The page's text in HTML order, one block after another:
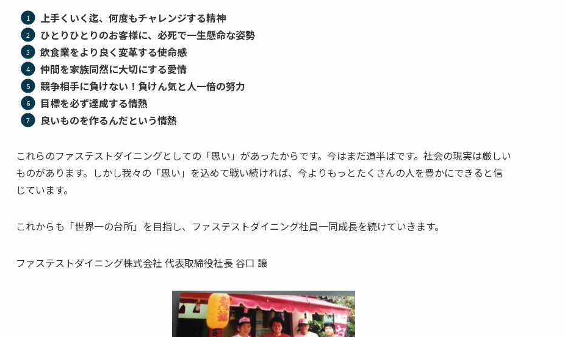
上手くいく迄、何度もチャレンジする精神
ひとりひとりのお客様に、必死で一生懸命な姿勢
飲食業をより良く変革する使命感
仲間を家族同然に大切にする愛情
競争相手に負けない！負けん気と人一倍の努力
目標を必ず達成する情熱
良いものを作るんだという情熱
これらのファステストダイニングとしての「思い」があったからです。今はまだ道半ばです。社会の現実は厳しい
ものがあります。しかし我々の「思い」を込めて戦い続ければ、今よりもっとたくさんの人を豊かにできると信
じています。
これからも「世界一の台所」を目指し、ファステストダイニング社員一同成長を続けていきます。
ファステストダイニング株式会社 代表取締役社長 谷口 譲